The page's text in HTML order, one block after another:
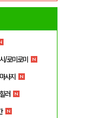
/로미로미
사지
러